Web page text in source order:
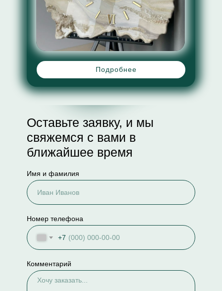
Подробнее
Оставьте заявку, и мы
свяжемся с вами в
ближайшее время
Имя и фамилия
Номер телефона
+7
Комментарий